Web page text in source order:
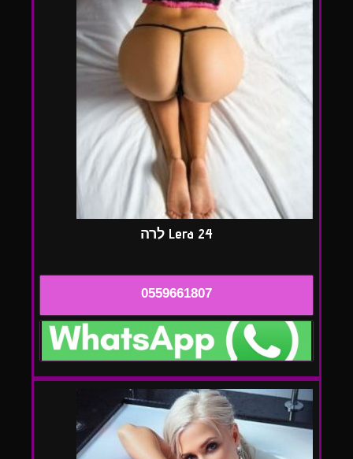
Lera 24 לרה
0559661807